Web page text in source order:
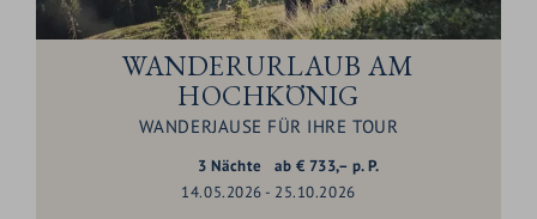
WANDERURLAUB AM
HOCHKÖNIG
WANDERJAUSE FÜR IHRE TOUR
3 Nächte
14.05.2026 - 25.10.2026
ab € 733,– p. P.